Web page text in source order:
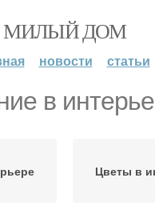
МИЛЫЙ ДОМ
новости статьи
в
Цветы в